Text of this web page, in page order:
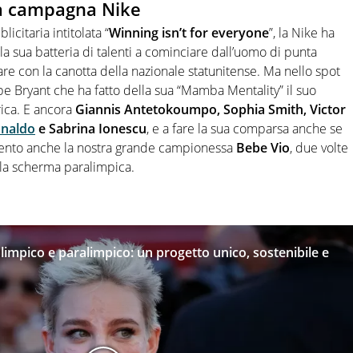
Nike
intitolata “Winning isn’t for everyone”, la Nike ha
sua batteria di talenti a cominciare dall’uomo di punta
con la canotta della nazionale statunitense. Ma nello spot
Bryant che ha fatto della sua “Mamba Mentality” il suo
E ancora Giannis Antetokoumpo, Sophia Smith, Victor
e Sabrina Ionescu, e a fare la sua comparsa anche se
anche la nostra grande campionessa Bebe Vio, due volte
scherma paralimpica.
e paralimpico: un progetto unico, sostenibile e